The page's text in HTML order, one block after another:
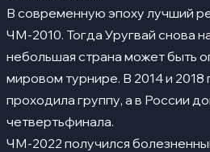
В современную эпоху лучший
ЧМ-2010. Тогда Уругвай снова
небольшая страна может быть
мировом турнире. В 2014 и 2018
проходила группу, а в России
четвертьфинала.
ЧМ-2022 получился